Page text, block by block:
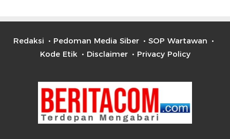
Redaksi Pedoman Media Siber
SOP Wartawan
Kode Etik
Disclaimer Privacy Policy